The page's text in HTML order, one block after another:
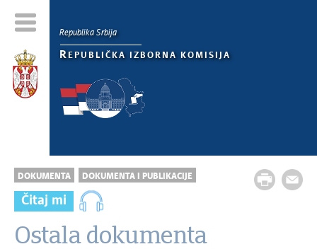
Republika Srbija
R EPUBLIČKA IZBORNA KOMISIJA
DOKUMENTA DOKUMENTA I PUBLIKACIJE
Čitaj mi
Ostala dokumenta